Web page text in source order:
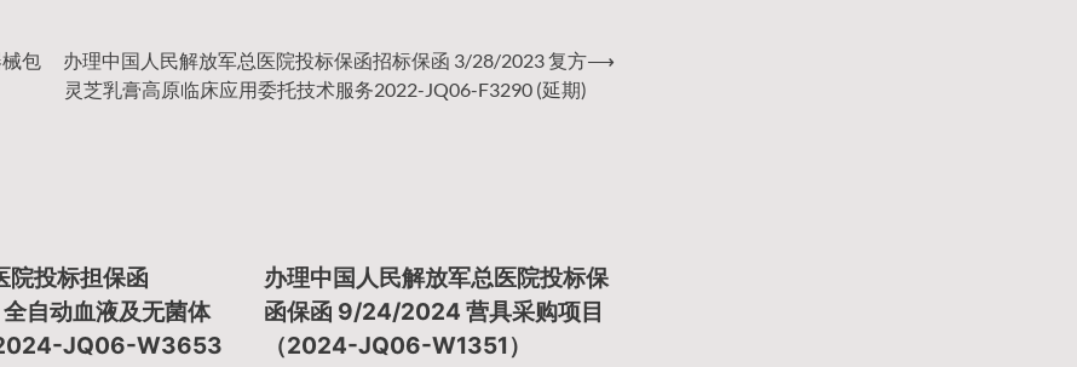
包
办理中国人民解放军总医院投标保函招标保函 3/28/2023 复方
灵芝乳膏高原临床应用委托技术服务2022-JQ06-F3290 (延期)
⟶
院投标担保函
自动血液及无菌体
JQ06-W3653
办理中国人民解放军总医院投标保
函保函 9/24/2024 营具采购项目
（2024-JQ06-W1351）